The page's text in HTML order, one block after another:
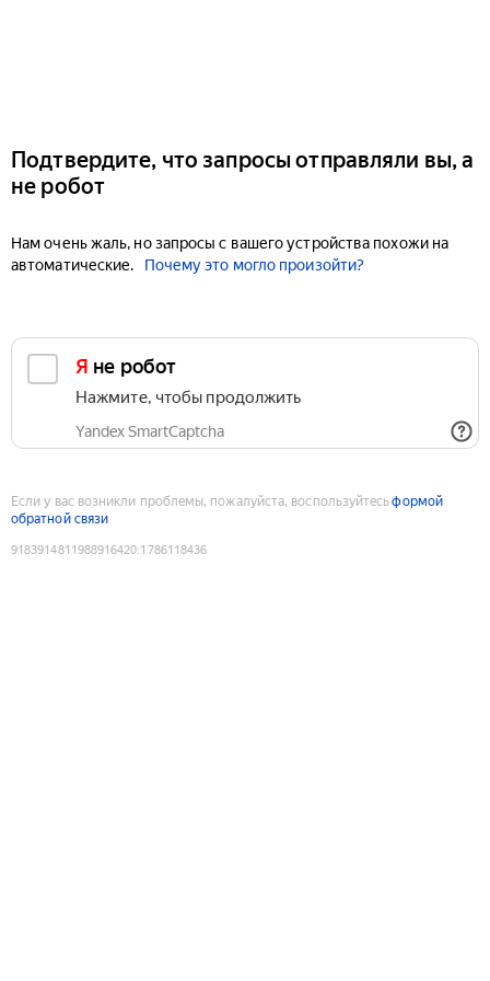
Подтвердите, что запросы отправляли вы, а
не робот
Нам очень жаль, но запросы с вашего устройства похожи на
автоматические.
Почему это могло произойти?
Я не робот
Нажмите, чтобы продолжить
Yandex SmartCaptcha
Если у вас возникли проблемы, пожалуйста, воспользуйтесьформой
обратной связи
9183914811988916420:1786118436